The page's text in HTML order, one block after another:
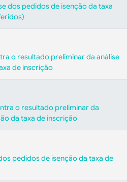
dos pedidos de isenção da taxa
o resultado preliminar da análise
de inscrição
o resultado preliminar da
da taxa de inscrição
pedidos de isenção da taxa de